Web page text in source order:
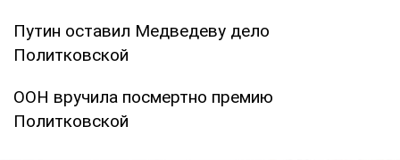
Путин оставил Медведеву дело
Политковской
ООН вручила посмертно премию
Политковской